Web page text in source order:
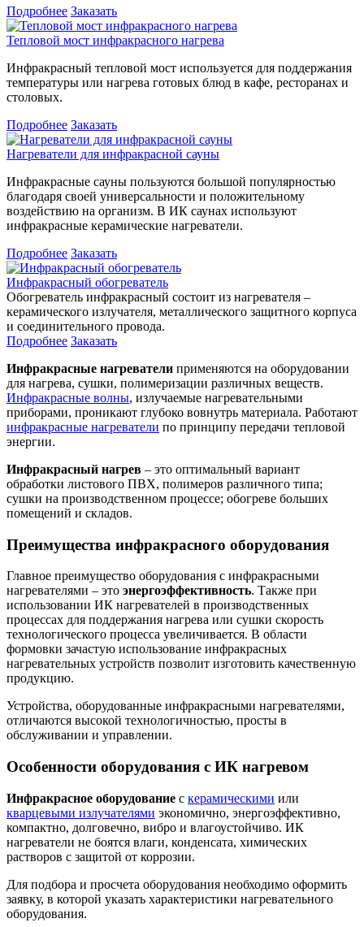
Подробнее Заказать
Тепловой мост инфракрасного нагрева
Инфракрасный тепловой мост используется для поддержания
температуры или нагрева готовых блюд в кафе, ресторанах и
столовых.
Подробнее Заказать
Нагреватели для инфракрасной сауны
Инфракрасные сауны пользуются большой популярностью
благодаря своей универсальности и положительному
воздействию на организм. В ИК саунах используют
инфракрасные керамические нагреватели.
Подробнее Заказать
Инфракрасный обогреватель
Обогреватель инфракрасный состоит из нагревателя –
керамического излучателя, металлического защитного корпуса
и соединительного провода.
Подробнее Заказать
Инфракрасные нагреватели применяются на оборудовании
для нагрева, сушки, полимеризации различных веществ.
Инфракрасные волны, излучаемые нагревательными
приборами, проникают глубоко вовнутрь материала. Работают
инфракрасные нагреватели по принципу передачи тепловой
энергии.
Инфракрасный нагрев – это оптимальный вариант
обработки листового ПВХ, полимеров различного типа;
сушки на производственном процессе; обогреве больших
помещений и складов.
Преимущества инфракрасного оборудования
Главное преимущество оборудования с инфракрасными
нагревателями – это энергоэффективность. Также при
использовании ИК нагревателей в производственных
процессах для поддержания нагрева или сушки скорость
технологического процесса увеличивается. В области
формовки зачастую использование инфракрасных
нагревательных устройств позволит изготовить качественную
продукцию.
Устройства, оборудованные инфракрасными нагревателями,
отличаются высокой технологичностью, просты в
обслуживании и управлении.
Особенности оборудования с ИК нагревом
Инфракрасное оборудование с керамическими или
кварцевыми излучателями экономично, энергоэффективно,
компактно, долговечно, вибро и влагоустойчиво. ИК
нагреватели не боятся влаги, конденсата, химических
растворов с защитой от коррозии.
Для подбора и просчета оборудования необходимо оформить
заявку, в которой указать характеристики нагревательного
оборудования.